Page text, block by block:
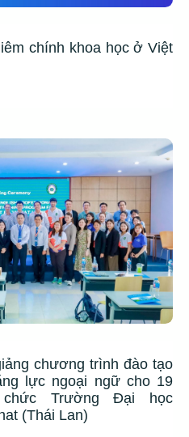
chính khoa học ở Việt
chương trình đào tạo
lực ngoại ngữ cho 19
Trường Đại học
(Thái Lan)